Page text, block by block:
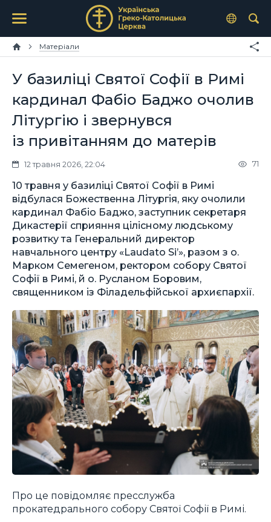
Матеріали
У базиліці Святої Софії в Римі
кардинал Фабіо Баджо очолив
Літургію і звернувся
із привітанням до матерів
12 травня 2026, 22:04 71
10 травня у базиліці Святої Софії в Римі
відбулася Божественна Літургія, яку очолили
кардинал Фабіо Баджо, заступник секретаря
Дикастерії сприяння цілісному людському
розвитку та Генеральний директор
навчального центру «Laudato Si’», разом з о.
Марком Семегеном, ректором собору Святої
Софії в Римі, й о. Русланом Боровим,
священником із Філадельфійської архиєпархії.
Про це повідомляє пресслужба
прокатедрального собору Святої Софії в Римі.